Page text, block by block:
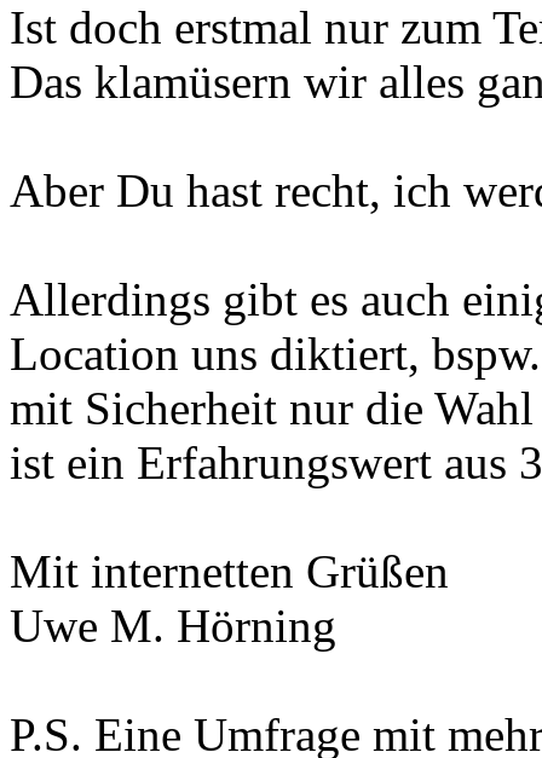
Ist doch erstmal nur zum
Das klamüsern wir alles
Aber Du hast recht, ich
Allerdings gibt es auch
Location uns diktiert,
mit Sicherheit nur die
ist ein Erfahrungswert aus
Mit internetten Grüßen
Uwe M. Hörning
P.S. Eine Umfrage mit